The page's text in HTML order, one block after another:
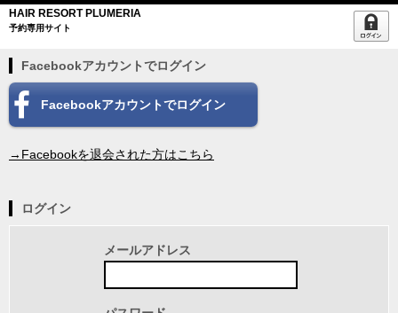
HAIR RESORT PLUMERIA
予約専用サイト
Facebookアカウントでログイン
Facebookアカウントでログイン
→Facebookを退会された方はこちら
ログイン
メールアドレス